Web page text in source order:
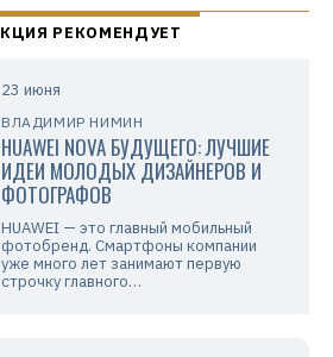
23 июня
ВЛАДИМИР НИМИН
HUAWEI NOVA БУДУЩЕГО: ЛУЧШИЕ
ИДЕИ МОЛОДЫХ ДИЗАЙНЕРОВ И
ФОТОГРАФОВ
HUAWEI — это главный мобильный
фотобренд. Смартфоны компании
уже много лет занимают первую
строчку главного…